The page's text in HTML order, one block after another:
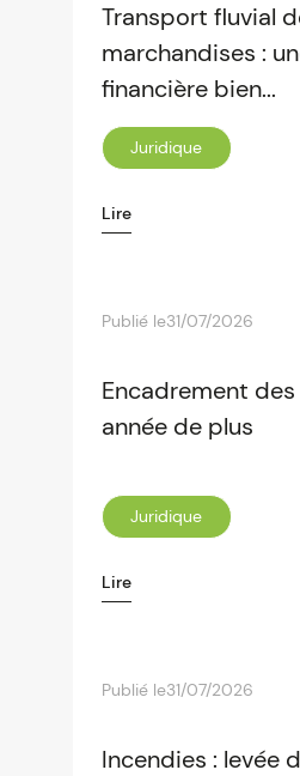
Transport fluvial
marchandises :
financière bien...
Juridique
Lire
Publié le31/07/2026
Encadrement des
année de plus
Juridique
Lire
Publié le31/07/2026
Incendies : levée